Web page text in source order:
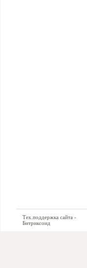
Тех.поддержка сайта -
Битриксоид